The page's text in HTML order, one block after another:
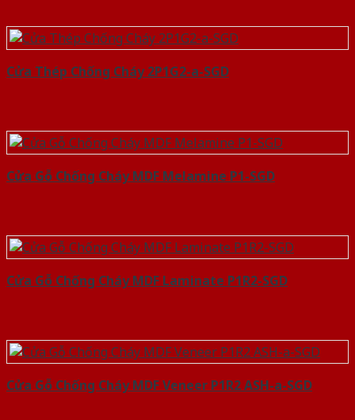
Cửa Thép Chống Cháy 2P1G2-a-SGD
Cửa Gỗ Chống Cháy MDF Melamine P1-SGD
Cửa Gỗ Chống Cháy MDF Laminate P1R2-SGD
Cửa Gỗ Chống Cháy MDF Veneer P1R2 ASH-a-SGD